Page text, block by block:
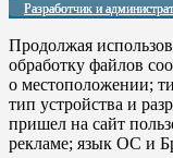
Разработчик и
Продолжая
обработку файлов
о местоположении;
тип устройства и
пришел на сайт
рекламе; язык ОС и